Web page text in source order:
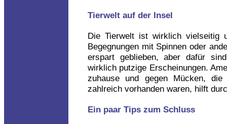
Tierwelt auf der Insel
Die Tierwelt ist wirklich vielseitig
Begegnungen mit Spinnen oder
erspart geblieben, aber dafür
wirklich putzige Erscheinungen.
zuhause und gegen Mücken,
zahlreich vorhanden waren, hilft
Ein paar Tips zum Schluss